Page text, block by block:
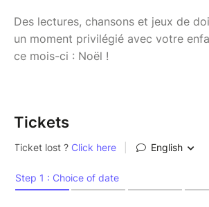
Des lectures, chansons et jeux de
un moment privilégié avec votre
ce mois-ci : Noël !
Tickets